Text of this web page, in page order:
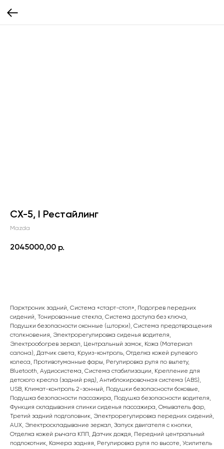
CX-5, I Рестайлинг
Mazda
2045000,00 р.
Парктроник задний, Система «старт-стоп», Подогрев передних
сидений, Тонированные стекла, Система доступа без ключа,
Подушки безопасности оконные (шторки), Система предотвращения
столкновения, Электрорегулировка сиденья водителя,
Электрообогрев зеркал, Центральный замок, Кожа (Материал
салона), Датчик света, Круиз-контроль, Отделка кожей рулевого
колеса, Противотуманные фары, Регулировка руля по вылету,
Bluetooth, Аудиосистема, Система стабилизации, Крепление для
детского кресла (задний ряд), Антиблокировочная система (ABS),
USB, Климат-контроль 2-зонный, Подушки безопасности боковые,
Подушка безопасности пассажира, Подушка безопасности водителя,
Функция складывания спинки сиденья пассажира, Омыватель фар,
Третий задний подголовник, Электрорегулировка передних сидений,
AUX, Электроскладывание зеркал, Запуск двигателя с кнопки,
Отделка кожей рычага КПП, Датчик дождя, Передний центральный
подлокотник, Камера задняя, Регулировка руля по высоте, Усилитель